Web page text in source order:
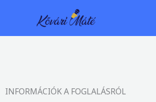
content
INFORMÁCIÓK A FOGLALÁSRÓL